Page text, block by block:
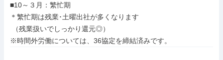
■10～３月：繁忙期
＊繁忙期は残業･土曜出社が多くなります
※時間外労働については、36協定を締結済みです。